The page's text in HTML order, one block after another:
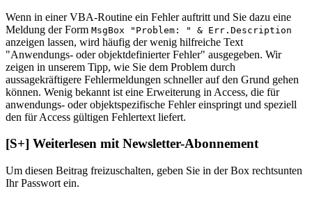
Wenn in einer VBA-Routine ein Fehler auftritt und Sie dazu eine
Meldung der Form MsgBox "Problem: " & Err.Description
anzeigen lassen, wird häufig der wenig hilfreiche Text
"Anwendungs- oder objektdefinierter Fehler" ausgegeben. Wir
zeigen in unserem Tipp, wie Sie dem Problem durch
aussagekräftigere Fehlermeldungen schneller auf den Grund gehen
können. Wenig bekannt ist eine Erweiterung in Access, die für
anwendungs- oder objektspezifische Fehler einspringt und speziell
den für Access gültigen Fehlertext liefert.
[S+] Weiterlesen mit Newsletter-Abonnement
Um diesen Beitrag freizuschalten, geben Sie in der Box rechtsunten
Ihr Passwort ein.